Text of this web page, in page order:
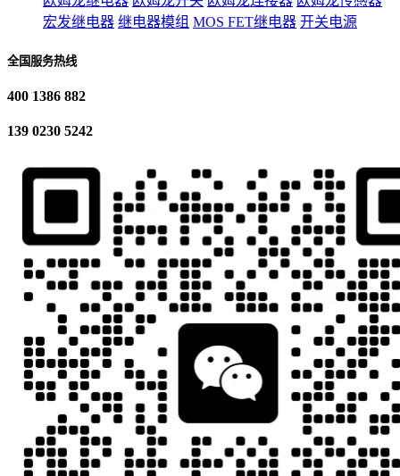
宏发继电器 继电器模组 MOS FET继电器 开关电源
全国服务热线
400 1386 882
139 0230 5242